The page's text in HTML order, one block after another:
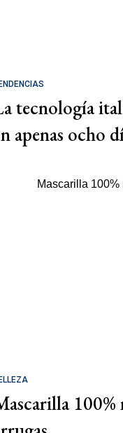
tecnología
apenas ocho